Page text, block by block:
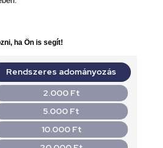
ha Ön is segít!